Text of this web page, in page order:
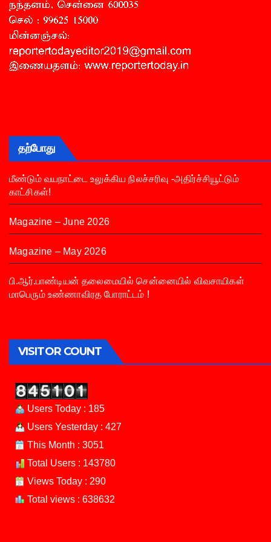
தற்போது
மீண்டும் வயநாட்டை உலுக்கிய நிலச்சரிவு -அதிர்ச்சியூட்டும்
காட்சிகள்!
Magazine – June 2026
Magazine – May 2026
பி.ஆர்.பாண்டியன் தலைமையில் சென்னையில் விவசாயிகள்
மாபெரும் உண்ணாவிரத போராட்டம் !
VISITOR COUNT
Users Today : 185
Users Yesterday : 427
This Month : 3051
Total Users : 143780
Views Today : 290
Total views : 638632